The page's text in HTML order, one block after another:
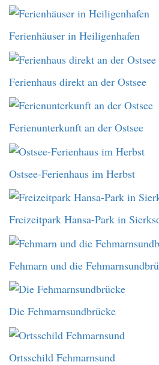
Ferienhäuser in Heiligenhafen
Ferienhaus direkt an der Ostsee
Ferienunterkunft an der Ostsee
Ostsee-Ferienhaus im Herbst
Freizeitpark Hansa-Park in
Fehmarn und die
Die Fehmarnsundbrücke
Ortsschild Fehmarnsund